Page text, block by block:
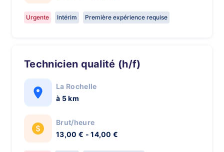
Urgente Intérim Première expérience requise
Technicien qualité (h/f)
La Rochelle
à 5 km
Brut/heure
13,00 € - 14,00 €